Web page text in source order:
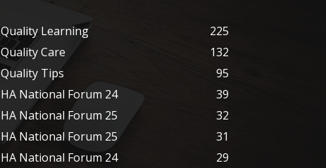
Quality Learning
225
Quality Care
132
Quality Tips
95
HA National Forum 24
39
HA National Forum 25
32
HA National Forum 25
31
HA National Forum 24
29